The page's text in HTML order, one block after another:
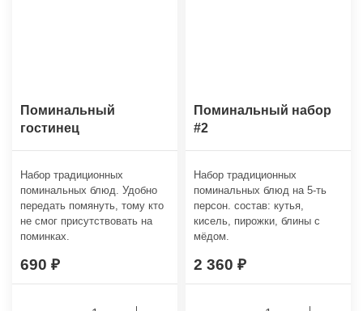
Поминальный
гостинец
Набор традиционных
поминальных блюд. Удобно
передать помянуть, тому кто
не смог присутствовать на
поминках.
690
Поминальный набор
#2
Набор традиционных
поминальных блюд на 5-ть
персон. состав: кутья,
кисель, пирожки, блины с
мёдом.
2 360